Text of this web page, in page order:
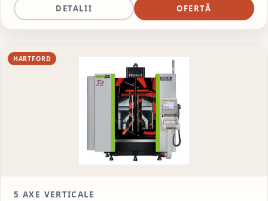
DETALII OFERTĂ
HARTFORD
5AXE VERTICALE